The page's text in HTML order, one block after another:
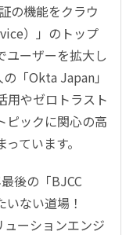
の機能をクラウ
）」のトップ
ユーザーを拡大し
「Okta Japan」
用やゼロトラスト
ピックに関心の高
ています。
後の「BJCC
ない道場！
ーションエンジ